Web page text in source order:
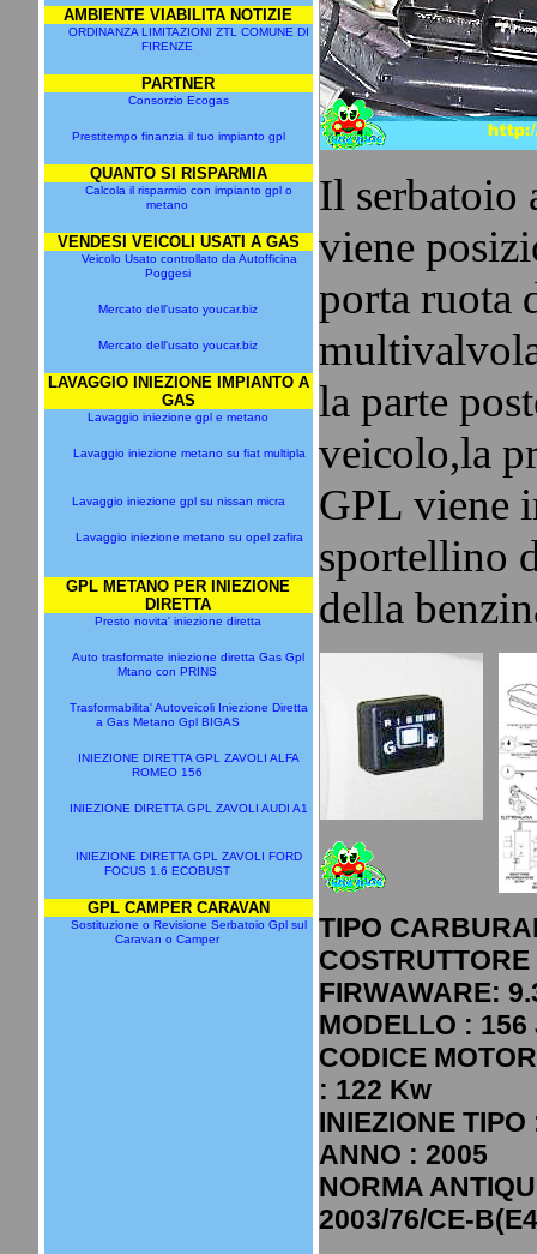
AMBIENTE VIABILITA NOTIZIE
ORDINANZA LIMITAZIONI ZTL COMUNE DI
FIRENZE
PARTNER
Consorzio Ecogas
Prestitempo finanzia il tuo impianto gpl
QUANTO SI RISPARMIA
Calcola il risparmio con impianto gpl o
metano
VENDESI VEICOLI USATI A GAS
Veicolo Usato controllato da Autofficina
Poggesi
Mercato dell'usato youcar.biz
Mercato dell'usato youcar.biz
LAVAGGIO INIEZIONE IMPIANTO A
GAS
Lavaggio iniezione gpl e metano
Lavaggio iniezione metano su fiat multipla
Lavaggio iniezione gpl su nissan micra
Lavaggio iniezione metano su opel zafira
GPL METANO PER INIEZIONE
DIRETTA
Presto novita' iniezione diretta
Auto trasformate iniezione diretta Gas Gpl
Mtano con PRINS
Trasformabilita' Autoveicoli Iniezione Diretta
a Gas Metano Gpl BIGAS
INIEZIONE DIRETTA GPL ZAVOLI ALFA
ROMEO 156
INIEZIONE DIRETTA GPL ZAVOLI AUDI A1
INIEZIONE DIRETTA GPL ZAVOLI FORD
FOCUS 1.6 ECOBUST
GPL CAMPER CARAVAN
Sostituzione o Revisione Serbatoio Gpl sul
Caravan o Camper
Il serbatoio
viene
porta ruota
la parte
veicolo,la
GPL viene
sportellino
della
TIPO
FIRWAWARE:
MODELLO : 156
CODICE
: 122 Kw
INIEZIONE
ANNO : 2005
NORMA
2003/76/CE-